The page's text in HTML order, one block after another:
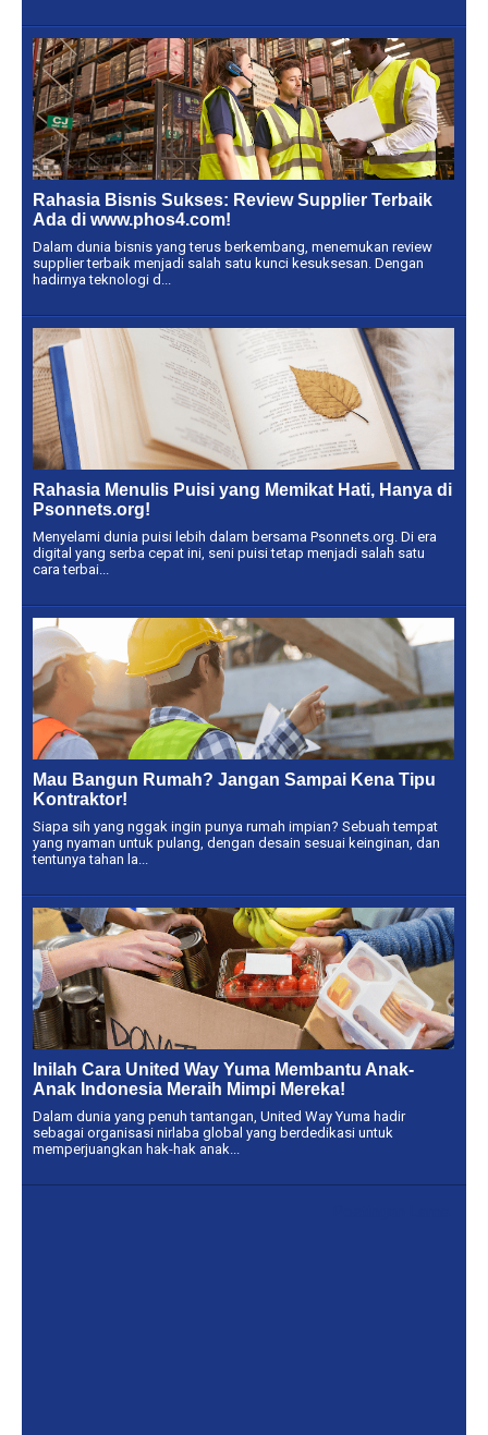
Rahasia Bisnis Sukses: Review Supplier Terbaik
Ada di www.phos4.com!
Dalam dunia bisnis yang terus berkembang, menemukan review
supplier terbaik menjadi salah satu kunci kesuksesan. Dengan
hadirnya teknologi d...
Rahasia Menulis Puisi yang Memikat Hati, Hanya di
Psonnets.org!
Menyelami dunia puisi lebih dalam bersama Psonnets.org. Di era
digital yang serba cepat ini, seni puisi tetap menjadi salah satu
cara terbai...
Mau Bangun Rumah? Jangan Sampai Kena Tipu
Kontraktor!
Siapa sih yang nggak ingin punya rumah impian? Sebuah tempat
yang nyaman untuk pulang, dengan desain sesuai keinginan, dan
tentunya tahan la...
Inilah Cara United Way Yuma Membantu Anak-
Anak Indonesia Meraih Mimpi Mereka!
Dalam dunia yang penuh tantangan, United Way Yuma hadir
sebagai organisasi nirlaba global yang berdedikasi untuk
memperjuangkan hak-hak anak...